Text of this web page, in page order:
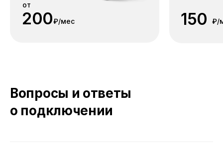
200 150
₽/мес ₽/
от
Вопросы и ответы
о подключении